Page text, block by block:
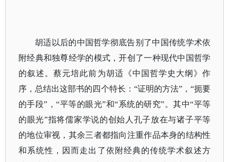
胡适以后的中国哲学彻底告别了中国传统学术依
附经典和独尊经学的模式，开创了一种现代中国哲学
的叙述。蔡元培此前为胡适《中国哲学史大纲》作
序，总结出这部书的四个特长： “证明的方法”，“扼要
的手段”，“平等的眼光”和“系统的研究”。其中“平等
的眼光”指将儒家学说的创始人孔子放在与诸子平等
的地位审视，其余三者都指向注重作品本身的结构性
和系统性，因而走出了依附经典的传统学术叙述方